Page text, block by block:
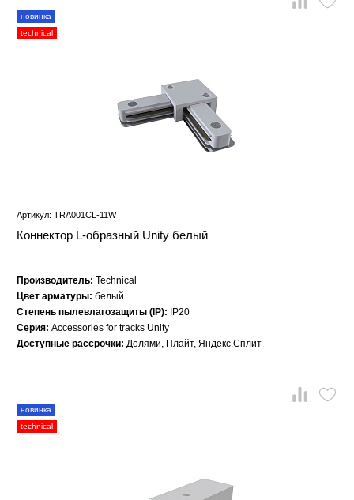
новинка
technical
Артикул: TRA001CL-11W
Коннектор L-образный Unity белый
Производитель: Technical
Цвет арматуры: белый
Степень пылевлагозащиты (IP):
IP20
Серия: Accessories for tracks Unity
Доступные рассрочки: Долями, Плайт, Яндекс.Сплит
новинка
technical